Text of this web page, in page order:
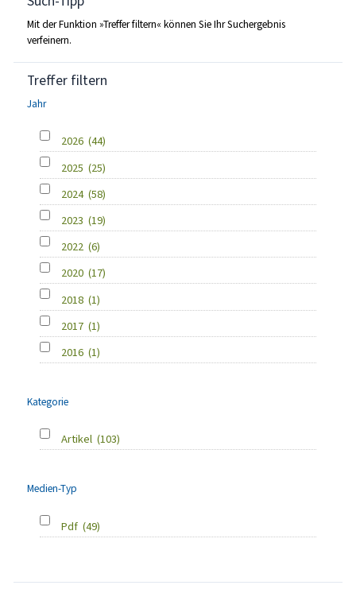
Mit der Funktion »Treffer filtern« können Sie Ihr Suchergebnis
verfeinern.
Treffer filtern
Jahr
2026 (44)
2025 (25)
2024 (58)
2023 (19)
2022 (6)
2020 (17)
2018 (1)
2017 (1)
2016 (1)
Kategorie
Artikel (103)
Medien-Typ
Pdf (49)